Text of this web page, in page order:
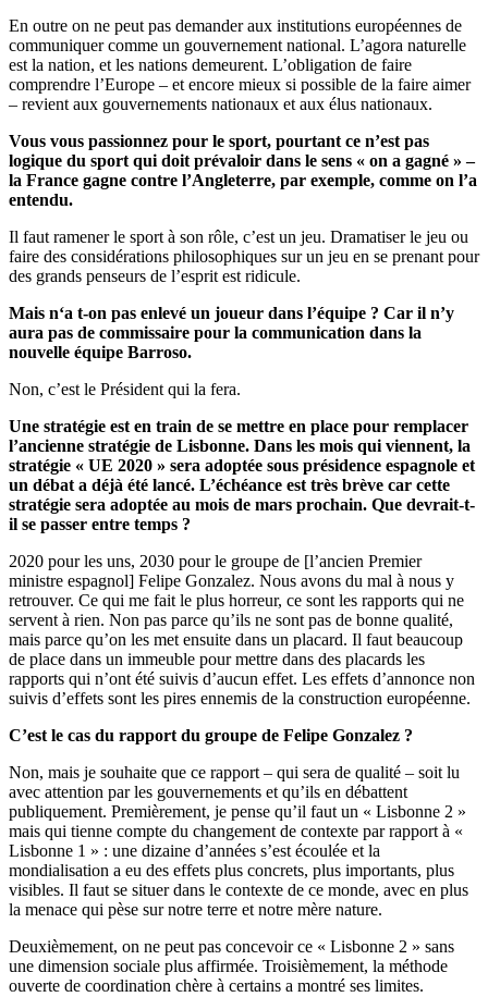
En outre on ne peut pas demander aux institutions européennes de
communiquer comme un gouvernement national. L’agora naturelle
est la nation, et les nations demeurent. L’obligation de faire
comprendre l’Europe – et encore mieux si possible de la faire aimer
– revient aux gouvernements nationaux et aux élus nationaux.
Vous vous passionnez pour le sport, pourtant ce n’est pas
logique du sport qui doit prévaloir dans le sens « on a gagné » –
la France gagne contre l’Angleterre, par exemple, comme on l’a
entendu.
Il faut ramener le sport à son rôle, c’est un jeu. Dramatiser le jeu ou
faire des considérations philosophiques sur un jeu en se prenant pour
des grands penseurs de l’esprit est ridicule.
Mais n‘a t-on pas enlevé un joueur dans l’équipe ? Car il n’y
aura pas de commissaire pour la communication dans la
nouvelle équipe Barroso.
Non, c’est le Président qui la fera.
Une stratégie est en train de se mettre en place pour remplacer
l’ancienne stratégie de Lisbonne. Dans les mois qui viennent, la
stratégie « UE 2020 » sera adoptée sous présidence espagnole et
un débat a déjà été lancé. L’échéance est très brève car cette
stratégie sera adoptée au mois de mars prochain. Que devrait-t-
il se passer entre temps ?
2020 pour les uns, 2030 pour le groupe de [l’ancien Premier
ministre espagnol] Felipe Gonzalez. Nous avons du mal à nous y
retrouver. Ce qui me fait le plus horreur, ce sont les rapports qui ne
servent à rien. Non pas parce qu’ils ne sont pas de bonne qualité,
mais parce qu’on les met ensuite dans un placard. Il faut beaucoup
de place dans un immeuble pour mettre dans des placards les
rapports qui n’ont été suivis d’aucun effet. Les effets d’annonce non
suivis d’effets sont les pires ennemis de la construction européenne.
C’est le cas du rapport du groupe de Felipe Gonzalez ?
Non, mais je souhaite que ce rapport – qui sera de qualité – soit lu
avec attention par les gouvernements et qu’ils en débattent
publiquement. Premièrement, je pense qu’il faut un « Lisbonne 2 »
mais qui tienne compte du changement de contexte par rapport à «
Lisbonne 1 » : une dizaine d’années s’est écoulée et la
mondialisation a eu des effets plus concrets, plus importants, plus
visibles. Il faut se situer dans le contexte de ce monde, avec en plus
la menace qui pèse sur notre terre et notre mère nature.
Deuxièmement, on ne peut pas concevoir ce « Lisbonne 2 » sans
une dimension sociale plus affirmée. Troisièmement, la méthode
ouverte de coordination chère à certains a montré ses limites.